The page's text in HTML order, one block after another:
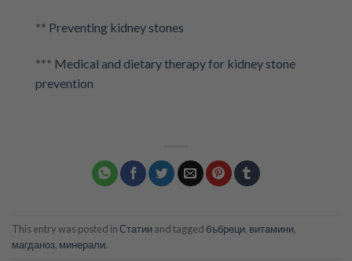
** Preventing kidney stones
*** Medical and dietary therapy for kidney stone
prevention
This entry was posted inСтатииand tagged бъбреци, витамини,
магданоз, минерали.